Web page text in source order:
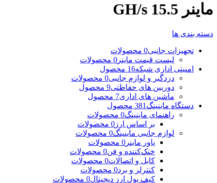
ماینر 15.5 GH/s
دسته بندی ها
تجهیزات جانبی0 محصولات
لیست قیمت ماینر 0 محصولات
امنیتی اداری شبکه16 محصول
دزدگیر و لوازم جانبی0 محصولات
دوربین های حفاظتی9 محصول
ماشین های اداری7 محصول
دستگاه ماینینگ 381 محصول
راهنمای ماینینگ0 محصولات
بر اساس ارز 0 محصولات
لوازم جانبی ماینینگ0 محصولات
پاور ماینر 0 محصولات
خنک‌کننده و فن0 محصولات
کابل و اتصالات0 محصولات
کنترلر و برد0 محصولات
کیف پول ارز دیجیتال0 محصولات